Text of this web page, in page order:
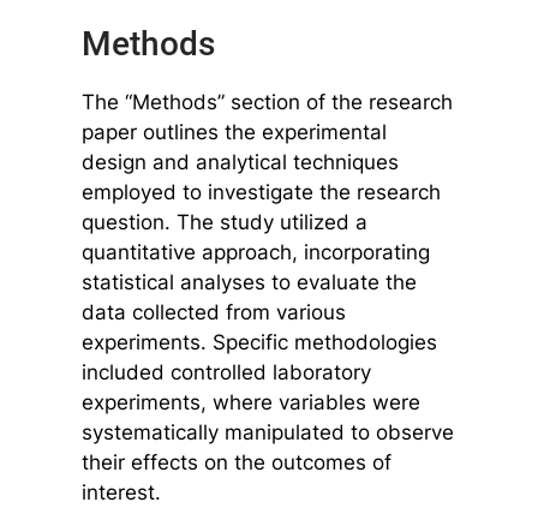
Methods
The “Methods” section of the research
paper outlines the experimental
design and analytical techniques
employed to investigate the research
question. The study utilized a
quantitative approach, incorporating
statistical analyses to evaluate the
data collected from various
experiments. Specific methodologies
included controlled laboratory
experiments, where variables were
systematically manipulated to observe
their effects on the outcomes of
interest.